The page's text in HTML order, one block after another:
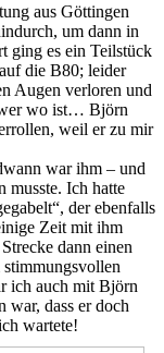
aus Göttingen
um dann in
ging es ein Teilstück
die B80; leider
Augen verloren und
wer wo ist… Björn
weil er zu mir
war ihm – und
musste. Ich hatte
der ebenfalls
Zeit mit ihm
dann einen
ich auch mit Björn
war, dass er doch
wartete!